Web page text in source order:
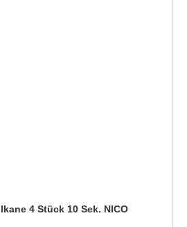
4 Stück 10 Sek. NICO